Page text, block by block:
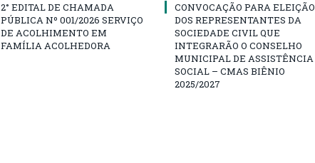
2° EDITAL DE CHAMADA
PÚBLICA Nº 001/2026 SERVIÇO
DE ACOLHIMENTO EM
FAMÍLIA ACOLHEDORA
CONVOCAÇÃO PARA ELEIÇÃO
DOS REPRESENTANTES DA
SOCIEDADE CIVIL QUE
INTEGRARÃO O CONSELHO
MUNICIPAL DE ASSISTÊNCIA
SOCIAL – CMAS BIÊNIO
2025/2027